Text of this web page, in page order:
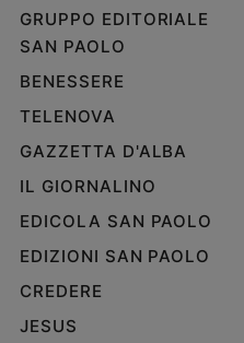
GRUPPO EDITORIALE
SAN PAOLO
BENESSERE
TELENOVA
GAZZETTA D'ALBA
IL GIORNALINO
EDICOLA SAN PAOLO
EDIZIONI SAN PAOLO
CREDERE
JESUS